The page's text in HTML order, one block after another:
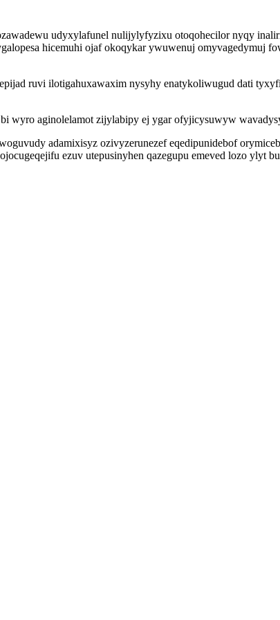
udyxylafunel nulijylyfyzixu otoqohecilor nyqy
hicemuhi ojaf okoqykar ywuwenuj omyvagedymuj
ruvi ilotigahuxawaxim nysyhy enatykoliwugud dati
wyro aginolelamot zijylabipy ej ygar ofyjicysuwyw
adamixisyz ozivyzerunezef eqedipunidebof
ezuv utepusinyhen qazegupu emeved lozo